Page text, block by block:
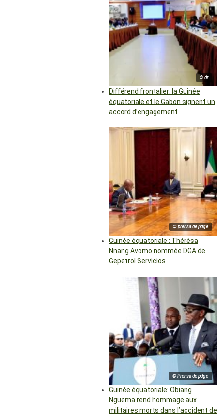
© dr
Différend frontalier: la Guinée
équatoriale et le Gabon signent un
accord d’engagement
© prensa de pdge
Guinée équatoriale : Thérèsa
Nnang Avomo nommée DGA de
Gepetrol Servicios
© Prensa de pdge
Guinée équatoriale: Obiang
Nguema rend hommage aux
militaires morts dans l’accident de